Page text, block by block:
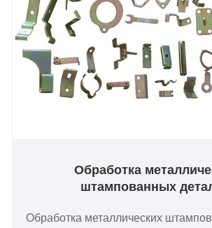
Обработка
штампованных
Обработка металлических